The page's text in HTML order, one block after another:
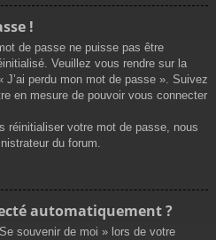
!
de passe ne puisse pas être
Veuillez vous rendre sur la
J’ai perdu mon mot de passe ». Suivez
en mesure de pouvoir vous connecter
réinitialiser votre mot de passe, nous
du forum.
automatiquement ?
souvenir de moi » lors de votre